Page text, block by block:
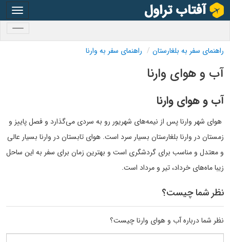
راهنمای سفر به بلغارستان راهنمای سفر به وارنا
آب و هوای وارنا
آب و هوای وارنا
هوای شهر وارنا پس از نیمه‌های شهریور رو به سردی می‌گذارد و فصل پاییز و
زمستان در وارنا بلغارستان بسیار سرد است. هوای تابستان در وارنا بسیار عالی
و معتدل و مناسب برای گردشگری است و بهترین زمان برای سفر به این ساحل
زیبا ماه‌های خرداد، تیر و مرداد است.
نظر شما چیست؟
نظر شما درباره آب و هوای وارنا چیست؟